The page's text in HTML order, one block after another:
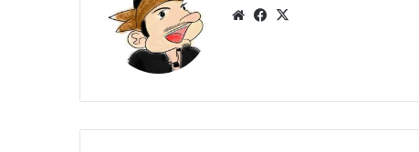
WebsiteFacebook